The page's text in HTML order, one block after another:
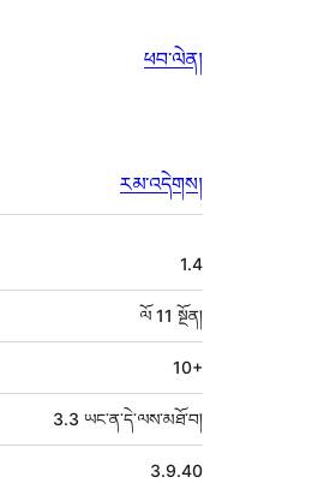
ཕབ་ལེན།
རམ་འདེགས།
1.4
ལོ 11 སྔོན།
10+
3.3 ཡང་ན་དེ་ལས་མཐོ་བ།
3.9.40